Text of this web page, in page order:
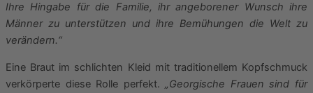
Ihre Hingabe für die Familie, ihr angeborener Wunsch ihre
Männer zu unterstützen und ihre Bemühungen die Welt zu
verändern.“
Eine Braut im schlichten Kleid mit traditionellem Kopfschmuck
verkörperte diese Rolle perfekt.„Georgische Frauen sind für